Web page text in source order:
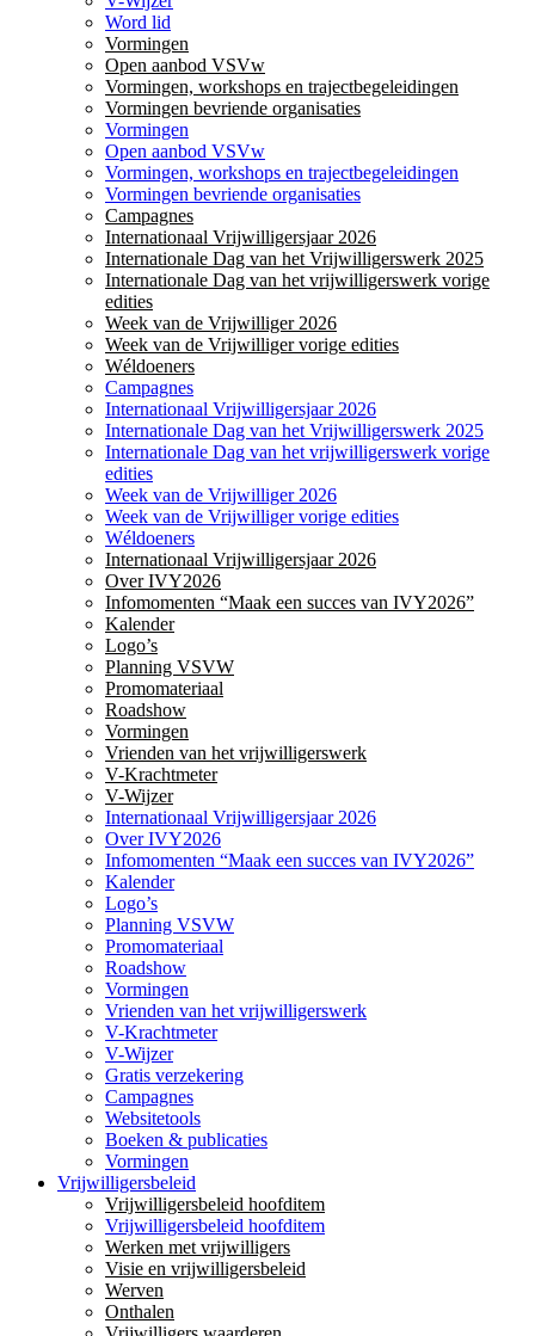
Word lid
Vormingen
Open aanbod VSVw
Vormingen, workshops en trajectbegeleidingen
Vormingen bevriende organisaties
Vormingen
Open aanbod VSVw
Vormingen, workshops en trajectbegeleidingen
Vormingen bevriende organisaties
Campagnes
Internationaal Vrijwilligersjaar 2026
Internationale Dag van het Vrijwilligerswerk 2025
Internationale Dag van het vrijwilligerswerk vorige
edities
Week van de Vrijwilliger 2026
Week van de Vrijwilliger vorige edities
Wéldoeners
Campagnes
Internationaal Vrijwilligersjaar 2026
Internationale Dag van het Vrijwilligerswerk 2025
Internationale Dag van het vrijwilligerswerk vorige
edities
Week van de Vrijwilliger 2026
Week van de Vrijwilliger vorige edities
Wéldoeners
Internationaal Vrijwilligersjaar 2026
Over IVY2026
Infomomenten “Maak een succes van IVY2026”
Kalender
Logo’s
Planning VSVW
Promomateriaal
Roadshow
Vormingen
Vrienden van het vrijwilligerswerk
V-Krachtmeter
V-Wijzer
Internationaal Vrijwilligersjaar 2026
Over IVY2026
Infomomenten “Maak een succes van IVY2026”
Kalender
Logo’s
Planning VSVW
Promomateriaal
Roadshow
Vormingen
Vrienden van het vrijwilligerswerk
V-Krachtmeter
V-Wijzer
Gratis verzekering
Campagnes
Websitetools
Boeken & publicaties
Vormingen
Vrijwilligersbeleid
Vrijwilligersbeleid hoofditem
Vrijwilligersbeleid hoofditem
Werken met vrijwilligers
Visie en vrijwilligersbeleid
Werven
Onthalen